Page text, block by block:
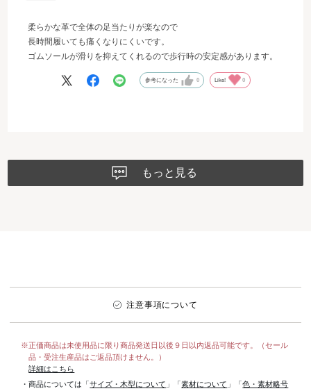
柔らかな革で全体の足当たりが楽なので
長時間履いても痛くなりにくいです。
ゴムソールが滑りを抑えてくれるので歩行時の安定感があります。
参考になった 0 Like! 0
もっと見る
注意事項について
※正価商品は未使用品に限り商品発送日以後９日以内返品可能です。（セール
品・受注生産品はご返品頂けません。）
詳細はこちら
・商品については「サイズ・木型について 」「素材について 」「色・素材略号